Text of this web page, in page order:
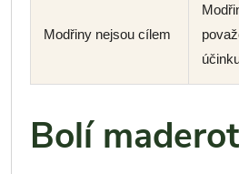
Modřiny nejsou cílem
Bolí